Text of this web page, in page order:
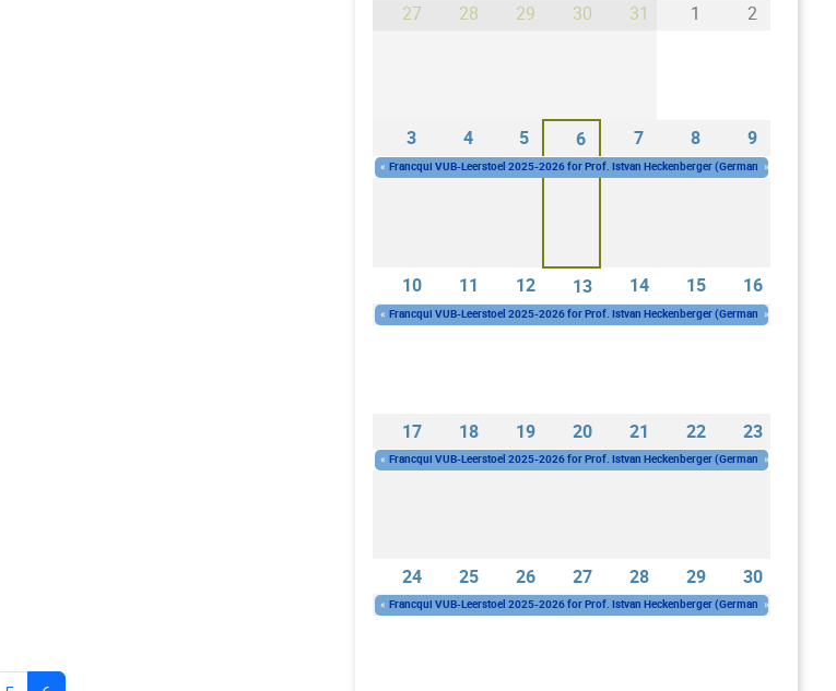
27
28 29 30 31 1 2
3 4 5 6 7 8 9
« Francqui VUB-Leerstoel 2025-2026 for Prof. Istvan Heckenberger (Germany)»
10 11 12 13 14 15 16
« Francqui VUB-Leerstoel 2025-2026 for Prof. Istvan Heckenberger (Germany)»
17 18 19 20 21 22 23
« Francqui VUB-Leerstoel 2025-2026 for Prof. Istvan Heckenberger (Germany)»
24 25 26 27 28 29 30
« Francqui VUB-Leerstoel 2025-2026 for Prof. Istvan Heckenberger (Germany)»